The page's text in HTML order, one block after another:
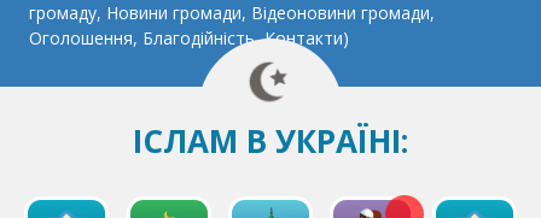
громаду, Новини громади, Відеоновини громади,
Оголошення, Благодійність, Контакти)
ІСЛАМ В УКРАЇНІ: